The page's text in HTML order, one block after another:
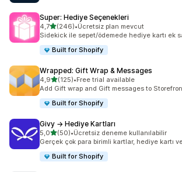
Super: Hediye Seçenekleri
4,75 yıldız üzerinden
(246)
toplam 246 değerlendirme
•Ücretsiz plan mevcut
Sidekick ile sepet/ödemede hediye kartı ek
Built for Shopify
Wrapped: Gift Wrap & Messages
4,95 yıldız üzerinden
(125)
toplam 125 değerlendirme
•Free trial available
Add Gift wrap and Gift messages to
Built for Shopify
Givy → Hediye Kartları
5,05 yıldız üzerinden
(50)
toplam 50 değerlendirme
•Ücretsiz deneme kullanılabilir
Gerçek çok para birimli kartlar, hediye kartı
Built for Shopify